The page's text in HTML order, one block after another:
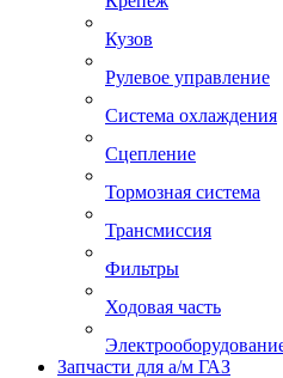
Кузов
Рулевое управление
Система охлаждения
Сцепление
Тормозная система
Трансмиссия
Фильтры
Ходовая часть
Запчасти для а/м ГАЗ